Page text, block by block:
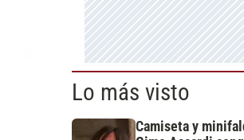
Lo más visto
Camiseta y